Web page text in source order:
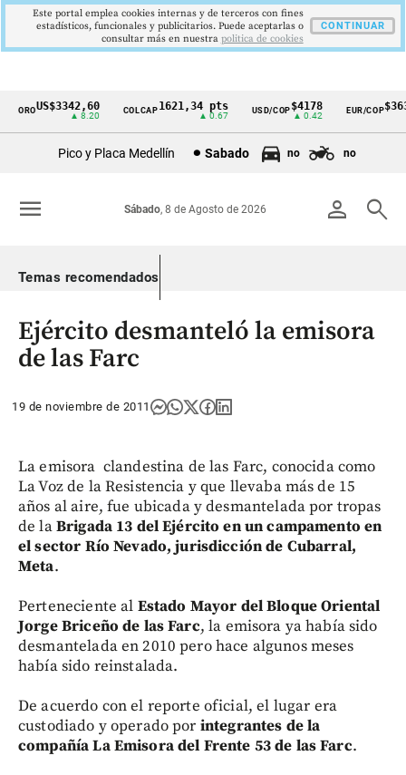
Cintillo
Colombia
ORO US$3342,60
▲ 8.20
COLCAP1621,34 pts
▲ 0.67
USD/COP$4178
▲ 0.42
EUR/COP$3639
Pico y Placa Medellín Sabado no no
person search
Sábado, 8 de Agosto de 2026
menu
Temas recomendados
Ejército desmanteló la emisora
de las Farc
19 de noviembre de 2011
La emisora clandestina de las Farc, conocida como
La Voz de la Resistencia y que llevaba más de 15
años al aire, fue ubicada y desmantelada por tropas
de laBrigada 13 del Ejército en un campamento en
el sector Río Nevado, jurisdicción de Cubarral,
Meta.
Perteneciente al Estado Mayor del Bloque Oriental
Jorge Briceño de las Farc, la emisora ya había sido
desmantelada en 2010 pero hace algunos meses
había sido reinstalada.
De acuerdo con el reporte oficial, el lugar era
custodiado y operado por integrantes de la
compañía La Emisora del Frente 53 de las Farc.
Este portal emplea cookies internas y de terceros con fines
estadísticos, funcionales y publicitarios. Puede aceptarlas o
consultar más en nuestra politica de cookies
CONTINUAR